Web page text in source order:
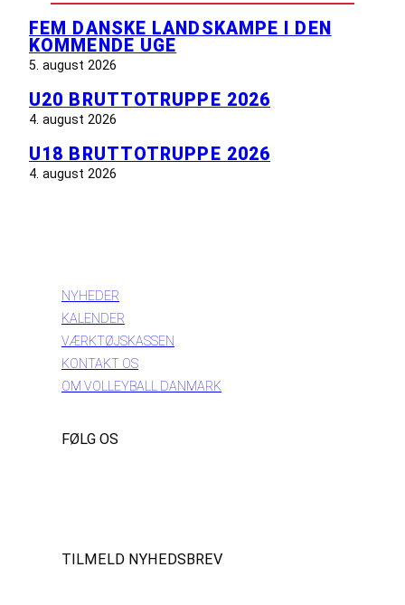
FEM DANSKE LANDSKAMPE I DEN
KOMMENDE UGE
5. august 2026
U20 BRUTTOTRUPPE 2026
4. august 2026
U18 BRUTTOTRUPPE 2026
4. august 2026
NYHEDER
KALENDER
VÆRKTØJSKASSEN
KONTAKT OS
OM VOLLEYBALL DANMARK
FØLG OS
TILMELD NYHEDSBREV